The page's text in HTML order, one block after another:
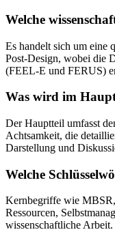
Welche
Es handelt sich um eine
Post-Design, wobei die
(FEEL-E und FERUS)
Was wird im
Der Hauptteil umfasst
Achtsamkeit, die
Darstellung und
Welche
Kernbegriffe wie
Ressourcen,
wissenschaftliche Arbeit.